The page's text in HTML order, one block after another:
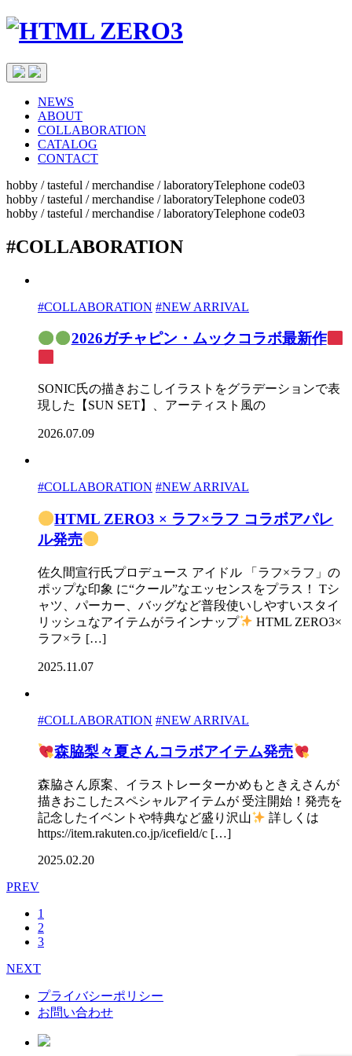
NEWS
ABOUT
COLLABORATION
CATALOG
CONTACT
hobby / tasteful / merchandise / laboratoryTelephone code03
hobby / tasteful / merchandise / laboratoryTelephone code03
hobby / tasteful / merchandise / laboratoryTelephone code03
#COLLABORATION
#COLLABORATION #NEW ARRIVAL
2026ガチャピン・ムックコラボ最新作
SONIC氏の描きおこしイラストをグラデーションで表
現した【SUN SET】、アーティスト風の
2026.07.09
#COLLABORATION #NEW ARRIVAL
HTML ZERO3 × ラフ×ラフ コラボアパレ
ル発売
佐久間宣行氏プロデュース アイドル 「ラフ×ラフ」の
ポップな印象 に“クール”なエッセンスをプラス！ Tシ
ャツ、パーカー、バッグなど普段使いしやすいスタイ
リッシュなアイテムがラインナップ
HTML ZERO3×
ラフ×ラ […]
2025.11.07
#COLLABORATION #NEW ARRIVAL
森脇梨々夏さんコラボアイテム発売
森脇さん原案、イラストレーターかめもときえさんが
描きおこしたスペシャルアイテムが 受注開始！発売を
記念したイベントや特典など盛り沢山
詳しくは
https://item.rakuten.co.jp/icefield/c […]
2025.02.20
PREV
1
2
3
NEXT
プライバシーポリシー
お問い合わせ